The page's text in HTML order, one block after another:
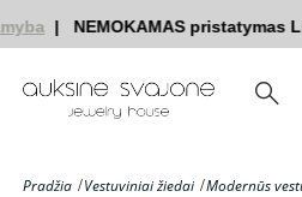
| NEMOKAMAS pristatymas
Pradžia Vestuviniai žiedai
Modernūs